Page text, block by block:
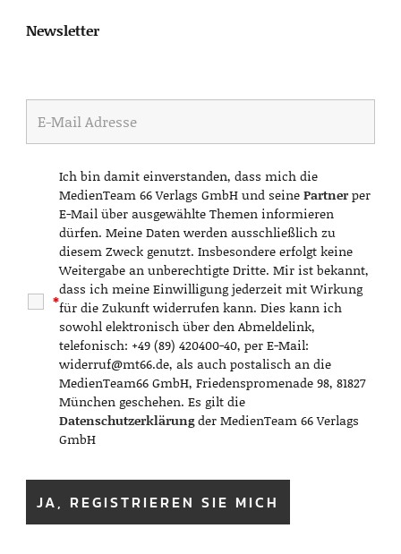
Newsletter
*
Ich bin damit einverstanden, dass mich die
MedienTeam 66 Verlags GmbH und seinePartnerper
E-Mail über ausgewählte Themen informieren
dürfen. Meine Daten werden ausschließlich zu
diesem Zweck genutzt. Insbesondere erfolgt keine
Weitergabe an unberechtigte Dritte. Mir ist bekannt,
dass ich meine Einwilligung jederzeit mit Wirkung
für die Zukunft widerrufen kann. Dies kann ich
sowohl elektronisch über den Abmeldelink,
telefonisch: +49 (89) 420400-40, per E-Mail:
widerruf@mt66.de, als auch postalisch an die
MedienTeam66 GmbH, Friedenspromenade 98, 81827
München geschehen. Es gilt die
Datenschutzerklärungder MedienTeam 66 Verlags
GmbH